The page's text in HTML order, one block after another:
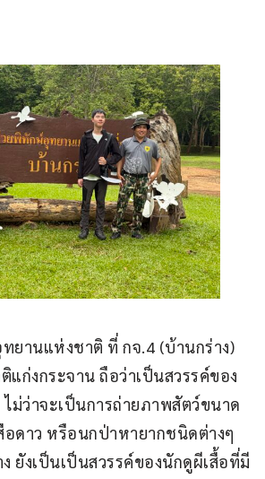
านแห่งชาติ ที่ กจ.4 (บ้านกร่าง)
ก่งกระจาน ถือว่าเป็นสวรรค์ของ
ม่ว่าจะเป็นการถ่ายภาพสัตว์ขนาด
อดาว หรือนกป่าหายากชนิดต่างๆ
ยังเป็นเป็นสวรรค์ของนักดูผีเสื้อที่มี